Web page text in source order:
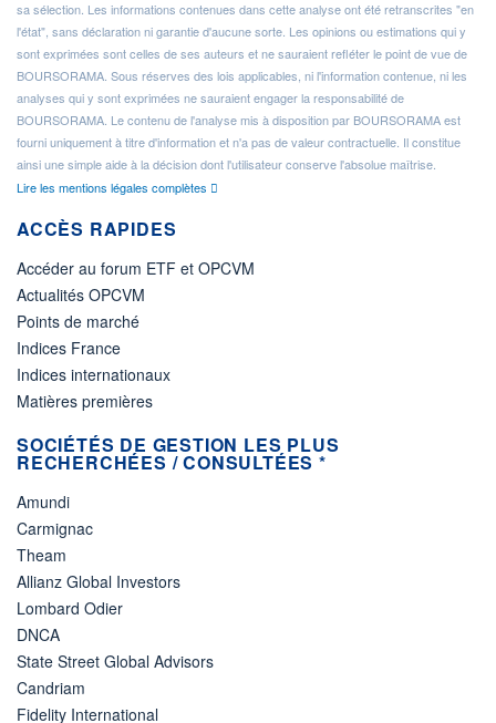
sa sélection. Les informations contenues dans cette analyse ont été retranscrites "en
l'état", sans déclaration ni garantie d'aucune sorte. Les opinions ou estimations qui y
sont exprimées sont celles de ses auteurs et ne sauraient refléter le point de vue de
BOURSORAMA. Sous réserves des lois applicables, ni l'information contenue, ni les
analyses qui y sont exprimées ne sauraient engager la responsabilité de
BOURSORAMA. Le contenu de l'analyse mis à disposition par BOURSORAMA est
fourni uniquement à titre d'information et n'a pas de valeur contractuelle. Il constitue
ainsi une simple aide à la décision dont l'utilisateur conserve l'absolue maîtrise.
Lire les mentions légales complètes
ACCÈS RAPIDES
Accéder au forum ETF et OPCVM
Actualités OPCVM
Points de marché
Indices France
Indices internationaux
Matières premières
SOCIÉTÉS DE GESTION LES PLUS
RECHERCHÉES / CONSULTÉES *
Amundi
Carmignac
Theam
Allianz Global Investors
Lombard Odier
DNCA
State Street Global Advisors
Candriam
Fidelity International